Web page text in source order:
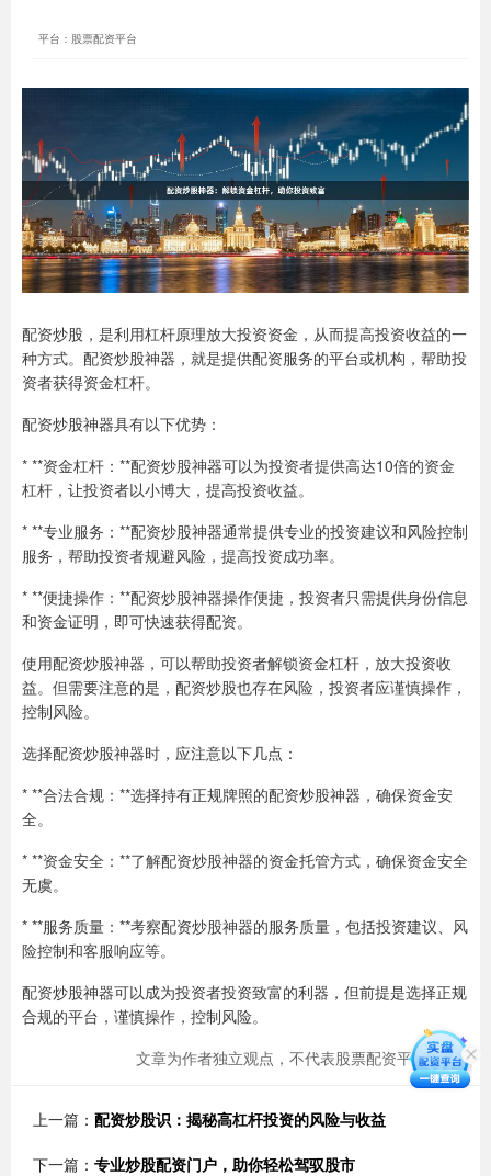
平台：股票配资平台
配资炒股，是利用杠杆原理放大投资资金，从而提高投资收益的一
种方式。配资炒股神器，就是提供配资服务的平台或机构，帮助投
资者获得资金杠杆。
配资炒股神器具有以下优势：
* **资金杠杆：**配资炒股神器可以为投资者提供高达10倍的资金
杠杆，让投资者以小博大，提高投资收益。
* **专业服务：**配资炒股神器通常提供专业的投资建议和风险控制
服务，帮助投资者规避风险，提高投资成功率。
* **便捷操作：**配资炒股神器操作便捷，投资者只需提供身份信息
和资金证明，即可快速获得配资。
使用配资炒股神器，可以帮助投资者解锁资金杠杆，放大投资收
益。但需要注意的是，配资炒股也存在风险，投资者应谨慎操作，
控制风险。
选择配资炒股神器时，应注意以下几点：
* **合法合规：**选择持有正规牌照的配资炒股神器，确保资金安
全。
* **资金安全：**了解配资炒股神器的资金托管方式，确保资金安全
无虞。
* **服务质量：**考察配资炒股神器的服务质量，包括投资建议、风
险控制和客服响应等。
配资炒股神器可以成为投资者投资致富的利器，但前提是选择正规
合规的平台，谨慎操作，控制风险。
文章为作者独立观点，不代表股票配资平台观点
上一篇： 配资炒股识：揭秘高杠杆投资的风险与收益
下一篇： 专业炒股配资门户，助你轻松驾驭股市